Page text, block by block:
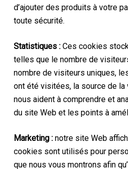
d’ajouter des produits à votre
toute sécurité.
Statistiques :Ces cookies
telles que le nombre de
nombre de visiteurs uniques,
ont été visitées, la source de la
nous aident à comprendre et
du site Web et les points à
Marketing :notre site Web
cookies sont utilisés pour
que nous vous montrons afin